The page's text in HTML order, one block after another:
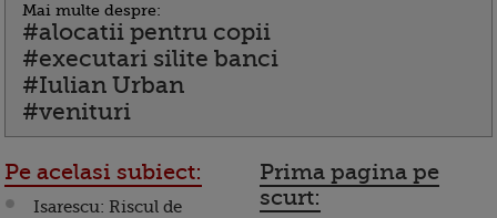
Mai multe despre:
#alocatii pentru copii
#executari silite banci
#Iulian Urban
#venituri
Pe acelasi subiect:
Isarescu: Riscul de
Prima pagina pe
scurt: